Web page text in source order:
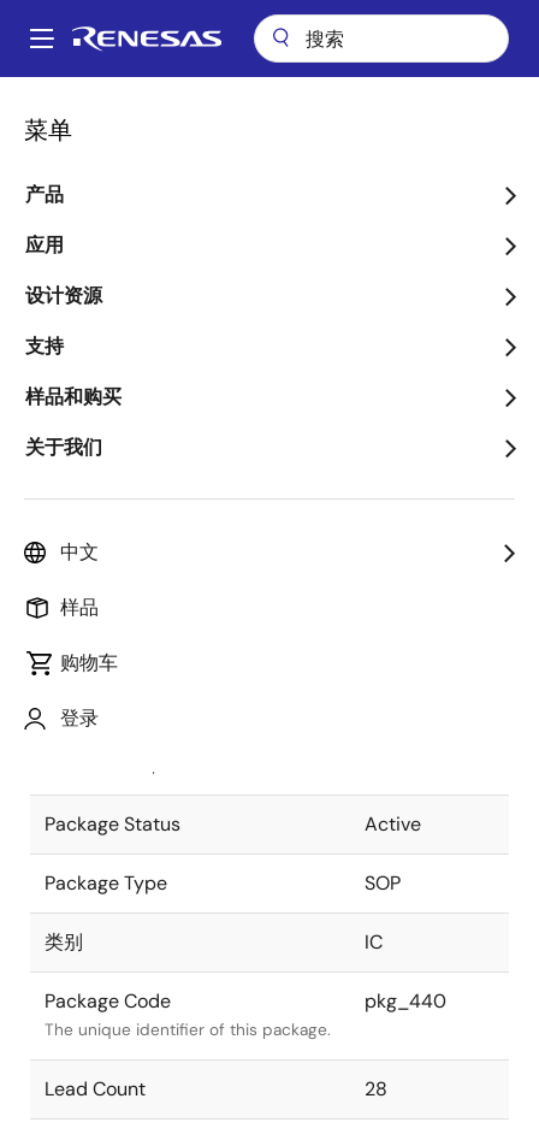
到
Main
菜单
产品
应用
设计资源
支持
样品和购买
关于我们
中文
样品
购物车
登录
面
包
屑
Name used to describe Renesas
A
Package code maintained as part of
the Renesas and Intersil merger.
JEITA Standard
The JEITA standard to which the
Package Status Active
Package Type SOP
类别 IC
Package Code
The unique identifier of this package.
pkg_440
Lead Count 28